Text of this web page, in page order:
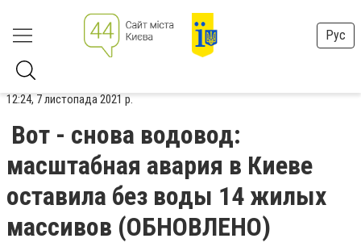
Рус
12:24, 7 листопада 2021 р.
Вот - снова водовод:
масштабная авария в Киеве
оставила без воды 14 жилых
массивов (ОБНОВЛЕНО)